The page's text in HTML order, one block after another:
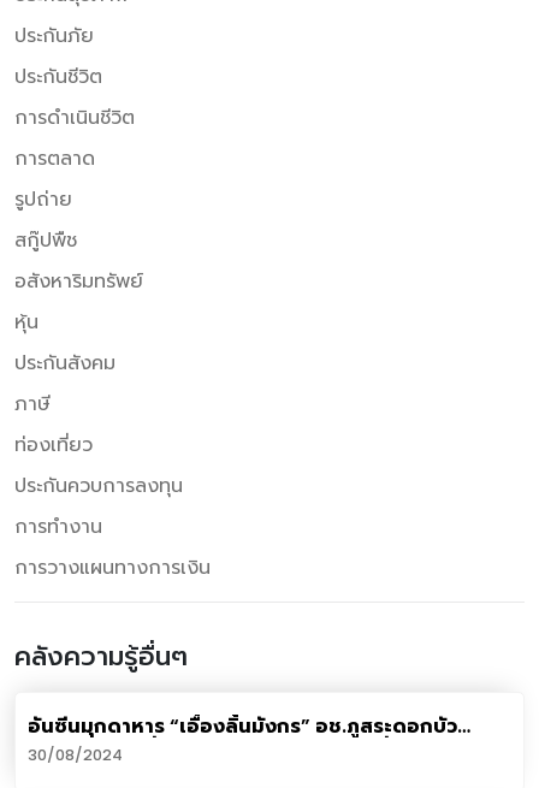
ประกันภัย
ประกันชีวิต
การดำเนินชีวิต
การตลาด
รูปถ่าย
สกู๊ปพืช
อสังหาริมทรัพย์
หุ้น
ประกันสังคม
ภาษี
ท่องเที่ยว
ประกันควบการลงทุน
การทำงาน
การวางแผนทางการเงิน
คลังความรู้อื่นๆ
อันซีนมุกดาหาร “เอื้องลิ้นมังกร” อช.ภูสระดอกบัว
ออกดอกสะพรั่งเต็มแปลง คาดบานเยอะที่สุดในเมือง
ไทย
30/08/2024